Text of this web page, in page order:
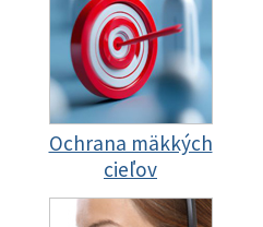
Ochrana mäkkých
cieľov